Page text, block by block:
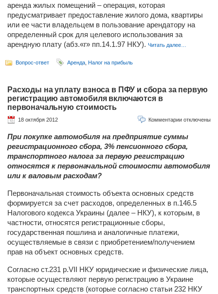
аренда жилых помещений – операция, которая
предусматривает предоставление жилого дома, квартиры
или ее части владельцем в пользование арендатору на
определенный срок для целевого использования за
арендную плату (абз.«г» пп.14.1.97 НКУ). Читать далее…
Вопрос-ответ Аренда Налог на прибыль
Расходы на уплату взноса в ПФУ и сбора за первую
регистрацию автомобиля включаются в
первоначальную стоимость
18 октября 2012 Комментарии отключены
При покупке автомобиля на предприятие суммы
регистрационного сбора, 3% пенсионного сбора,
транспортного налога за первую регистрацию
относятся к первоначальной стоимости автомобиля
или к валовым расходам?
Первоначальная стоимость объекта основных средств
формируется за счет расходов, определенных в п.146.5
Налогового кодекса Украины (далее – НКУ), к которым, в
частности, относятся регистрационные сборы,
государственная пошлина и аналогичные платежи,
осуществляемые в связи с приобретением/получением
прав на объект основных средств.
Согласно ст.231 р.VII НКУ юридические и физические лица,
которые осуществляют первую регистрацию в Украине
транспортных средств (которые согласно статьи 232 НКУ